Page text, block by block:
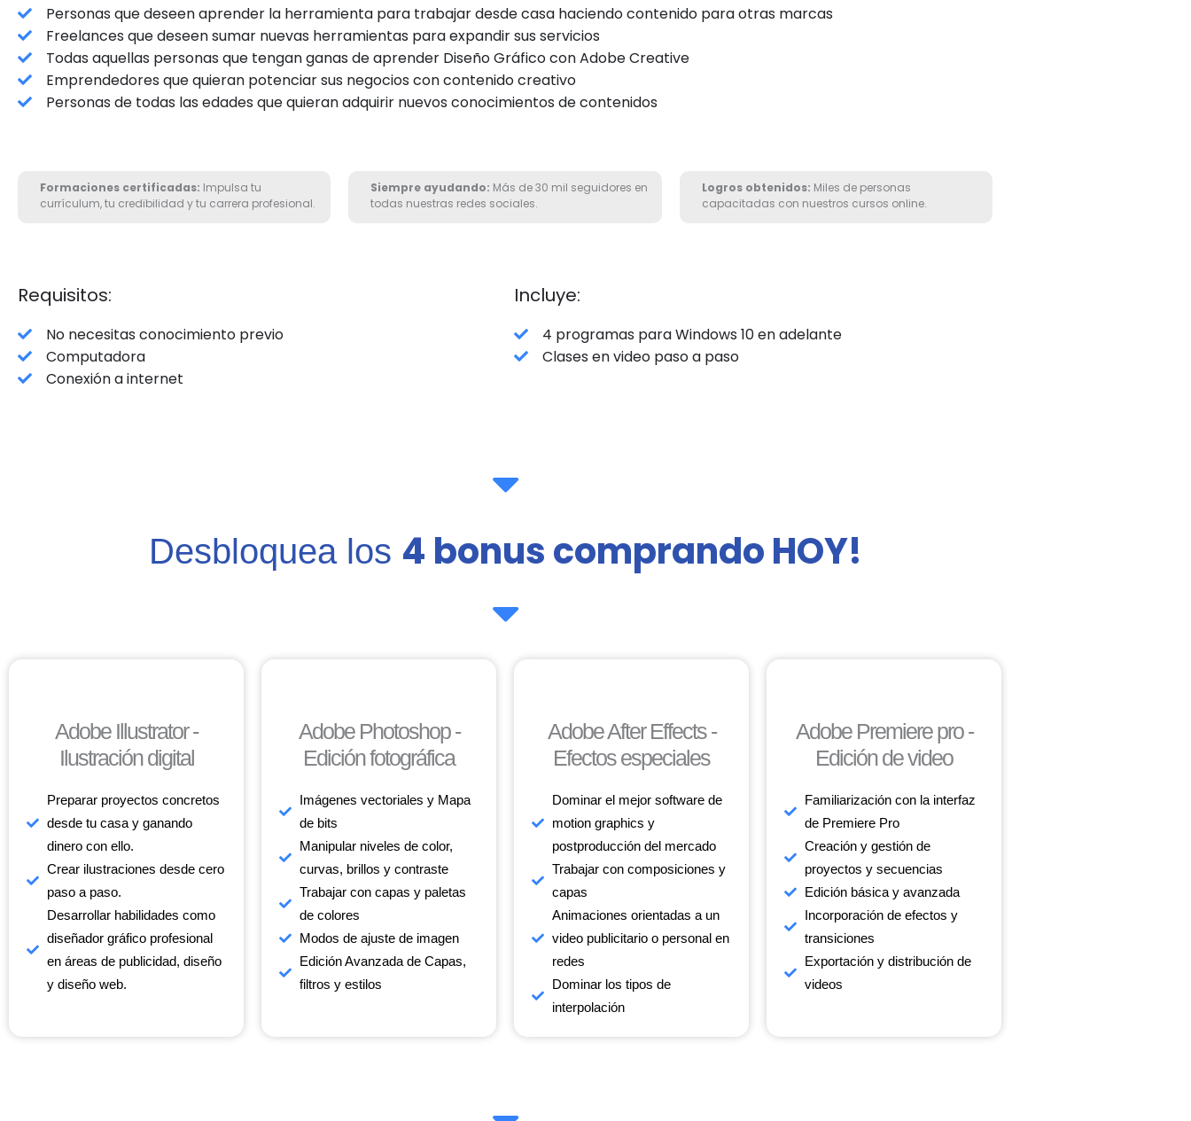
Personas que deseen aprender la herramienta para trabajar desde casa haciendo contenido para otras marcas
Freelances que deseen sumar nuevas herramientas para expandir sus servicios
Todas aquellas personas que tengan ganas de aprender Diseño Gráfico con Adobe Creative
Emprendedores que quieran potenciar sus negocios con contenido creativo
Personas de todas las edades que quieran adquirir nuevos conocimientos de contenidos
Formaciones certificadas: Impulsa tu
currículum, tu credibilidad y tu carrera profesional.
Siempre ayudando: Más de 30 mil seguidores en
todas nuestras redes sociales.
Logros obtenidos: Miles de personas
capacitadas con nuestros cursos online.
Requisitos:
No necesitas conocimiento previo
Computadora
Conexión a internet
Incluye:
4 programas para Windows 10 en adelante
Clases en video paso a paso
Desbloquea los 4 bonus comprando HOY!
Adobe Illustrator -
Ilustración digital
Preparar proyectos concretos
desde tu casa y ganando
dinero con ello.
Crear ilustraciones desde cero
paso a paso.
Desarrollar habilidades como
diseñador gráfico profesional
en áreas de publicidad, diseño
y diseño web.
Adobe Photoshop -
Edición fotográfica
Imágenes vectoriales y Mapa
de bits
Manipular niveles de color,
curvas, brillos y contraste
Trabajar con capas y paletas
de colores
Modos de ajuste de imagen
Edición Avanzada de Capas,
filtros y estilos
Adobe After Effects -
Efectos especiales
Dominar el mejor software de
motion graphics y
postproducción del mercado
Trabajar con composiciones y
capas
Animaciones orientadas a un
video publicitario o personal en
redes
Dominar los tipos de
interpolación
Adobe Premiere pro -
Edición de video
Familiarización con la interfaz
de Premiere Pro
Creación y gestión de
proyectos y secuencias
Edición básica y avanzada
Incorporación de efectos y
transiciones
Exportación y distribución de
videos